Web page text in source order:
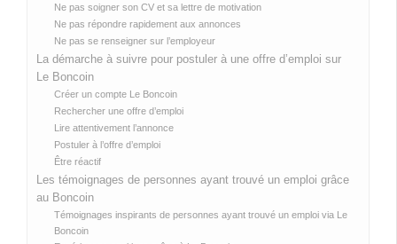
Ne pas soigner son CV et sa lettre de motivation
Ne pas répondre rapidement aux annonces
Ne pas se renseigner sur l’employeur
La démarche à suivre pour postuler à une offre d’emploi sur
Le Boncoin
Créer un compte Le Boncoin
Rechercher une offre d’emploi
Lire attentivement l’annonce
Postuler à l’offre d’emploi
Être réactif
Les témoignages de personnes ayant trouvé un emploi grâce
au Boncoin
Témoignages inspirants de personnes ayant trouvé un emploi via Le
Boncoin